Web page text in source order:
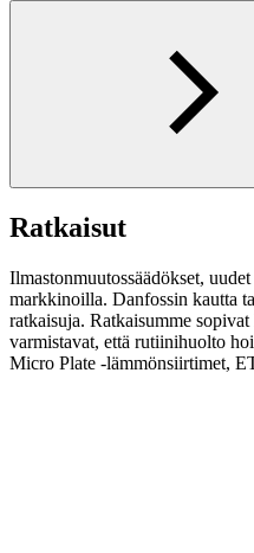
Ratkaisut
Ilmastonmuutossäädökset,
markkinoilla. Danfossin kautta
ratkaisuja. Ratkaisumme
varmistavat, että rutiinihuolto
Micro Plate -lämmönsiirtimet,